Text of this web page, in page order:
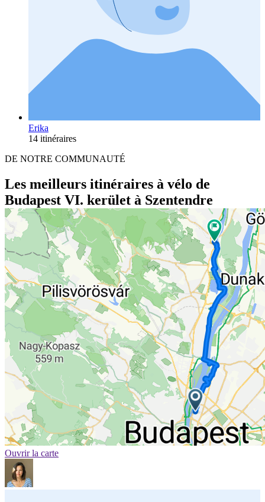
Erika
14 itinéraires
DE NOTRE COMMUNAUTÉ
Les meilleurs itinéraires à vélo de
Budapest VI. kerület à Szentendre
Ouvrir la carte